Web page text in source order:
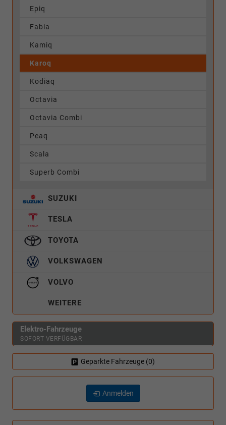
Epiq
Fabia
Kamiq
Karoq
Kodiaq
Octavia
Octavia Combi
Peaq
Scala
Superb Combi
SUZUKI
TESLA
TOYOTA
VOLKSWAGEN
VOLVO
WEITERE
Elektro-Fahrzeuge
SOFORT VERFÜGBAR
Geparkte Fahrzeuge (0)
Anmelden